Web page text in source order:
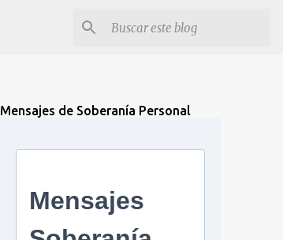
Mensajes de Soberanía Personal